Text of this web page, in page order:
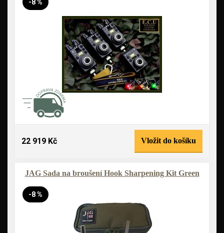
-8 %
22 919 Kč Vložit do košíku
JAG Sada na broušení Hook Sharpening Kit Green
-8 %